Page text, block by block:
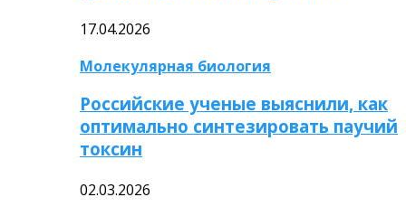
17.04.2026
Молекулярная биология
Российские ученые выяснили, как
оптимально синтезировать паучий
токсин
02.03.2026